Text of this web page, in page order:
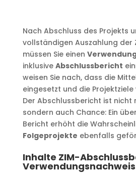
Nach Abschluss des Projekts
vollständigen Auszahlung der
müssen Sie einen
inklusive Abschlussbericht
weisen Sie nach, dass die
eingesetzt und die
Der Abschlussbericht ist nicht
sondern auch Chance: Ein
Bericht erhöht die
Folgeprojekte ebenfalls
Inhalte ZIM-
Verwendungsnachweis